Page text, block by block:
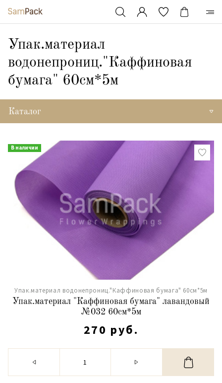
Упак.материал
водонепрониц."Каффиновая
бумага" 60см*5м
Каталог
В наличии
Упак.материал водонепрониц."Каффиновая бумага" 60см*5м
Упак.материал "Каффиновая бумага" лавандовый
№032 60см*5м
270 руб.